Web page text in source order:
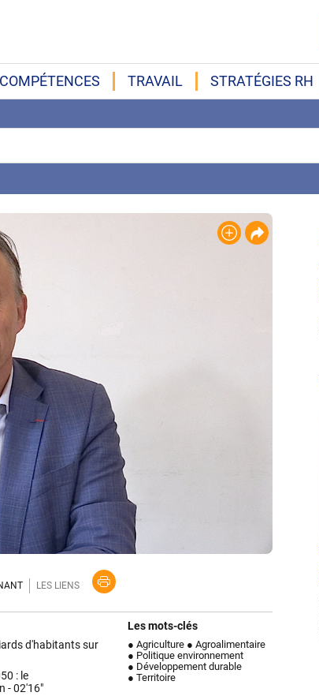
COMPÉTENCES TRAVAIL STRATÉGIES RH
LES LIENS
d'habitants sur
: le
-02'16"
Les mots-clés
● Agriculture ● Agroalimentaire
● Politique environnement
● Développement durable
● Territoire